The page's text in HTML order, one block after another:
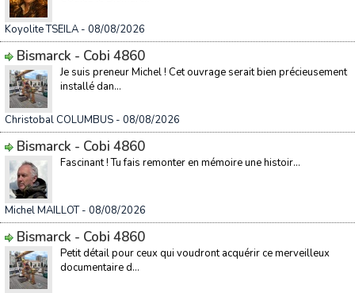
Koyolite TSEILA - 08/08/2026
Bismarck - Cobi 4860
Je suis preneur Michel ! Cet ouvrage serait bien précieusement
installé dan...
Christobal COLUMBUS - 08/08/2026
Bismarck - Cobi 4860
Fascinant ! Tu fais remonter en mémoire une histoir...
Michel MAILLOT- 08/08/2026
Bismarck - Cobi 4860
Petit détail pour ceux qui voudront acquérir ce merveilleux
documentaire d...